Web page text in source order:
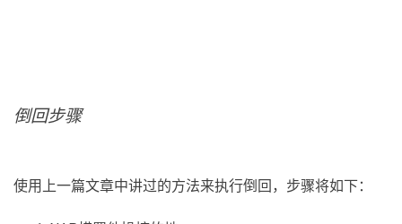
倒回步骤
使用上一篇文章中讲过的方法来执行倒回，步骤将如下：